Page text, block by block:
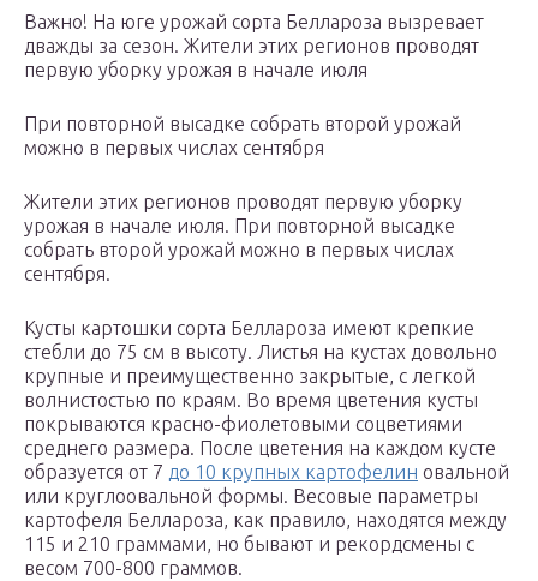
Важно! На юге урожай сорта Беллароза вызревает
дважды за сезон. Жители этих регионов проводят
первую уборку урожая в начале июля
При повторной высадке собрать второй урожай
можно в первых числах сентября
Жители этих регионов проводят первую уборку
урожая в начале июля. При повторной высадке
собрать второй урожай можно в первых числах
сентября.
Кусты картошки сорта Беллароза имеют крепкие
стебли до 75 см в высоту. Листья на кустах довольно
крупные и преимущественно закрытые, с легкой
волнистостью по краям. Во время цветения кусты
покрываются красно-фиолетовыми соцветиями
среднего размера. После цветения на каждом кусте
образуется от 7 до 10 крупных картофелин овальной
или круглоовальной формы. Весовые параметры
картофеля Беллароза, как правило, находятся между
115 и 210 граммами, но бывают и рекордсмены с
весом 700-800 граммов.